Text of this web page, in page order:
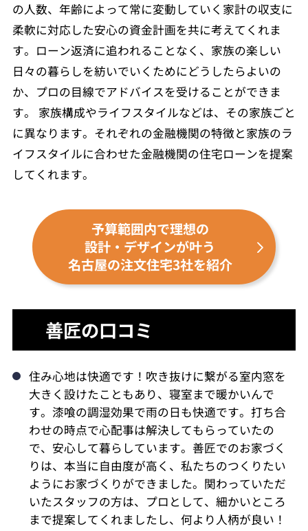
の人数、年齢によって常に変動していく家計の収支に
柔軟に対応した安心の資金計画を共に考えてくれま
す。ローン返済に追われることなく、家族の楽しい
日々の暮らしを紡いでいくためにどうしたらよいの
か、プロの目線でアドバイスを受けることができま
す。 家族構成やライフスタイルなどは、その家族ごと
に異なります。それぞれの金融機関の特徴と家族のラ
イフスタイルに合わせた金融機関の住宅ローンを提案
してくれます。
予算範囲内で理想の
設計・デザインが叶う
名古屋の注文住宅3社を紹介
善匠の口コミ
住み心地は快適です！吹き抜けに繋がる室内窓を
大きく設けたこともあり、寝室まで暖かいんで
す。漆喰の調湿効果で雨の日も快適です。打ち合
わせの時点で心配事は解決してもらっていたの
で、安心して暮らしています。善匠でのお家づく
りは、本当に自由度が高く、私たちのつくりたい
ようにお家づくりができました。関わっていただ
いたスタッフの方は、プロとして、細かいところ
まで提案してくれましたし、何より人柄が良い！